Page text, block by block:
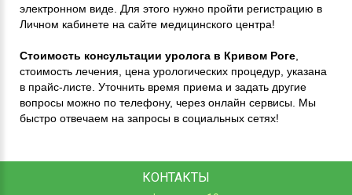
электронном виде. Для этого нужно пройти регистрацию в
Личном кабинете на сайте медицинского центра!
Стоимость консультации уролога в Кривом Роге
стоимость лечения, цена урологических процедур, указана
в прайс-листе. Уточнить время приема и задать другие
вопросы можно по телефону, через онлайн сервисы. Мы
быстро отвечаем на запросы в социальных сетях!
КОНТАКТЫ